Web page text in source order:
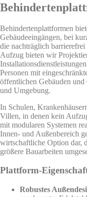
Behindertenplattformen
Gebäudeeingängen, bei
die nachträglich
Aufzug bieten wir
Personen mit
öffentlichen Gebäuden
und Umgebung.
In Schulen,
Villen, in denen kein
mit modularen Systemen
Innen- und Außenbereich
wirtschaftliche Option dar,
größere Bauarbeiten
Plattform-
Robustes